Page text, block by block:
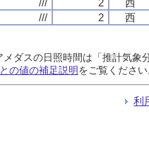
/// 2 西
ダスの日照時間は「推計気象
の値の補足説明をご覧ください
利